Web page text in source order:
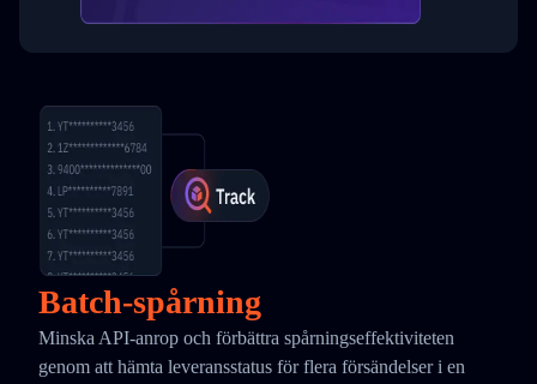
Batch-spårning
Minska API-anrop och förbättra spårningseffektiviteten
genom att hämta leveransstatus för flera försändelser i en